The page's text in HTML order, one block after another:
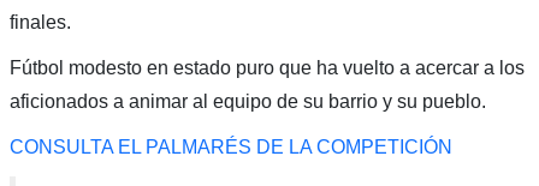
finales.
Fútbol modesto en estado puro que ha vuelto a acercar a los
aficionados a animar al equipo de su barrio y su pueblo.
CONSULTA EL PALMARÉS DE LA COMPETICIÓN